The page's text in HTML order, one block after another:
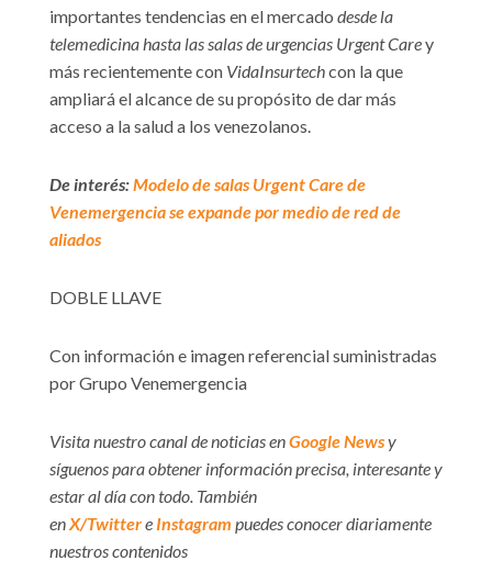
importantes tendencias en el mercado desde la
telemedicina hasta las salas de urgencias Urgent Carey
más recientemente con VidaInsurtechcon la que
ampliará el alcance de su propósito de dar más
acceso a la salud a los venezolanos.
De interés:Modelo de salas Urgent Care de
Venemergencia se expande por medio de red de
aliados
DOBLE LLAVE
Con información e imagen referencial suministradas
por Grupo Venemergencia
Visita nuestro canal de noticias enGoogle Newsy
síguenos para obtener información precisa, interesante y
estar al día con todo. También
enX/Twittere Instagram puedes conocer diariamente
nuestros contenidos